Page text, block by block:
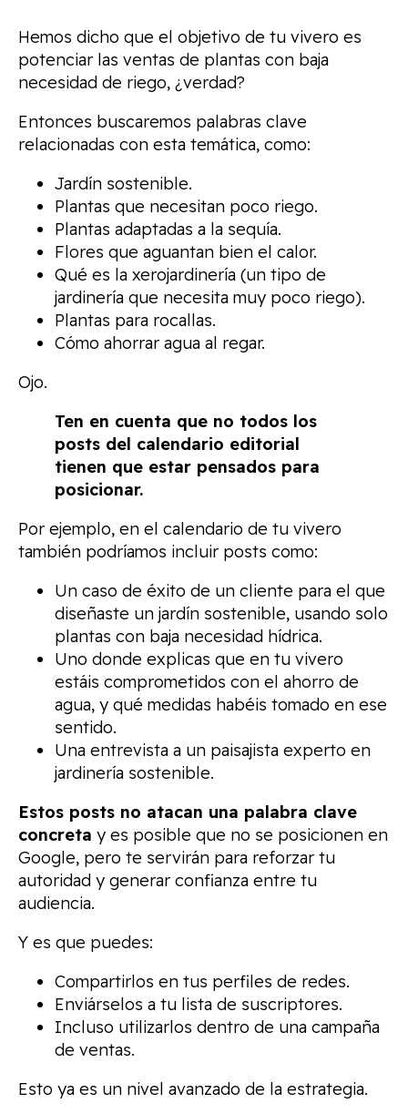
Hemos dicho que el objetivo de tu vivero es
potenciar las ventas de plantas con baja
necesidad de riego, ¿verdad?
Entonces buscaremos palabras clave
relacionadas con esta temática, como:
Jardín sostenible.
Plantas que necesitan poco riego.
Plantas adaptadas a la sequía.
Flores que aguantan bien el calor.
Qué es la xerojardinería (un tipo de
jardinería que necesita muy poco riego).
Plantas para rocallas.
Cómo ahorrar agua al regar.
Ojo.
Ten en cuenta que no todos los
posts del calendario editorial
tienen que estar pensados para
posicionar.
Por ejemplo, en el calendario de tu vivero
también podríamos incluir posts como:
Un caso de éxito de un cliente para el que
diseñaste un jardín sostenible, usando solo
plantas con baja necesidad hídrica.
Uno donde explicas que en tu vivero
estáis comprometidos con el ahorro de
agua, y qué medidas habéis tomado en ese
sentido.
Una entrevista a un paisajista experto en
jardinería sostenible.
Estos posts no atacan una palabra clave
concreta y es posible que no se posicionen en
Google, pero te servirán para reforzar tu
autoridad y generar confianza entre tu
audiencia.
Y es que puedes:
Compartirlos en tus perfiles de redes.
Enviárselos a tu lista de suscriptores.
Incluso utilizarlos dentro de una campaña
de ventas.
Esto ya es un nivel avanzado de la estrategia.